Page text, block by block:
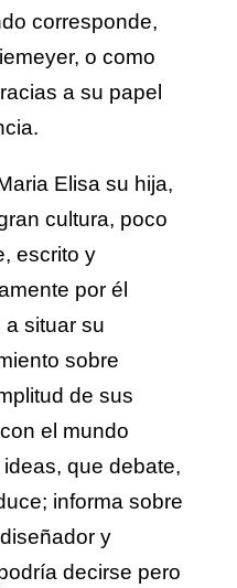
corresponde,
o como
a su papel
Elisa su hija,
cultura, poco
escrito y
por él
situar su
sobre
de sus
el mundo
que debate,
informa sobre
y
decirse pero